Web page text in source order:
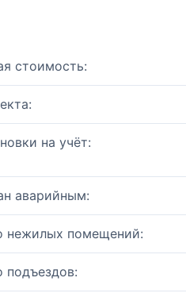
стоимость:
на учёт:
аварийным:
нежилых помещений:
подъездов: